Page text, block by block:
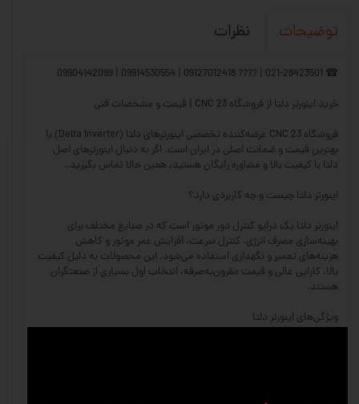
توضیحات نظرات
☎ 021-28423501 | ???? 09127012418 | 09914530554 | 09904142099
خرید اینورتر دلتا از فروشگاه CNC 23 | قیمت و مشخصات فنی
فروشگاه CNC 23 عرضه‌کننده تخصصی اینورترهای دلتا (Delta Inverter) با
بهترین قیمت و ضمانت اصلی در ایران است. اگر به دنبال اینورترهای اصل
دلتا با کیفیت بالا و مشاوره رایگان هستید، همین حالا تماس بگیرید.
اینورتر دلتا چیست و چه کاربردی دارد؟
اینورتر دلتا یک درایو کنترل دور موتور است که در صنایع مختلف برای
بهینه‌سازی مصرف انرژی، کنترل سرعت، افزایش عمر موتور و کاهش
هزینه‌های تعمیر و نگهداری استفاده می‌شود. این محصولات به دلیل کیفیت
بالا، کارایی عالی و قیمت مقرون‌به‌صرفه، انتخاب اول بسیاری از صنعتگران
هستند.
ویژگی‌های اینورتر دلتا